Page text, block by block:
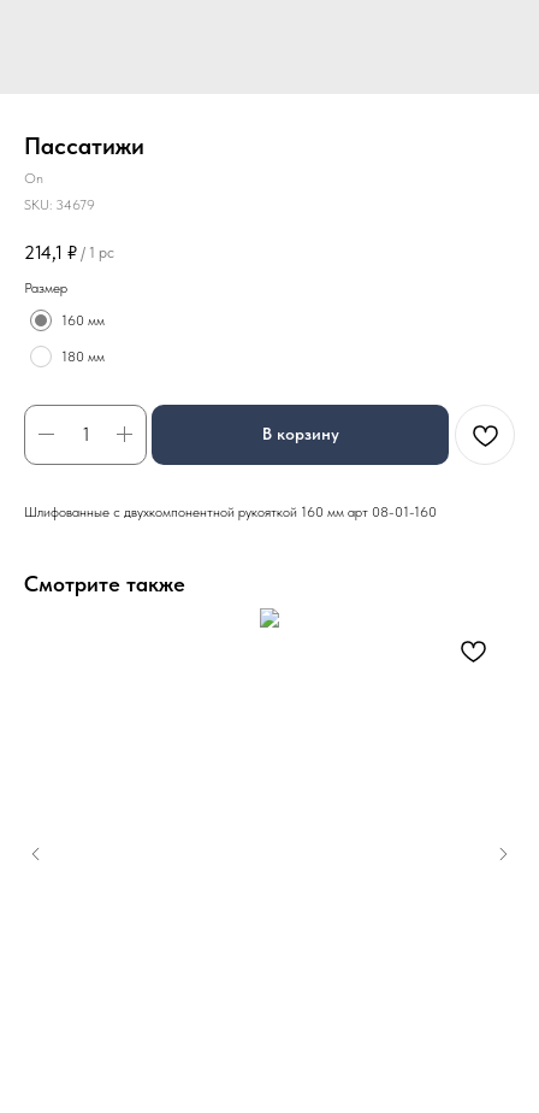
Пассатижи
On
SKU: 34679
214,1 ₽ / 1 pc
Размер
160 мм
180 мм
В корзину
Шлифованные с двухкомпонентной рукояткой 160 мм арт 08-01-160
Смотрите также